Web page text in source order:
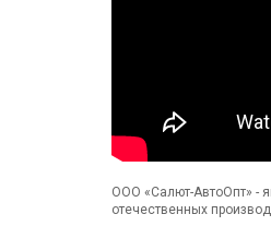
ООО «Салют-АвтоОпт» -
отечественных